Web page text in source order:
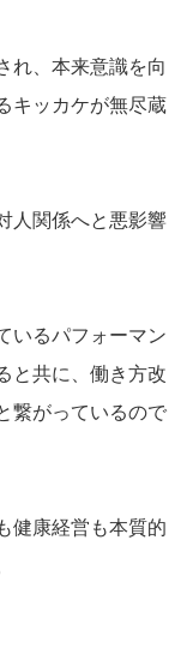
れ、本来意識を向
キッカケが無尽蔵
人関係へと悪影響
いるパフォーマン
と共に、働き方改
繋がっているので
健康経営も本質的